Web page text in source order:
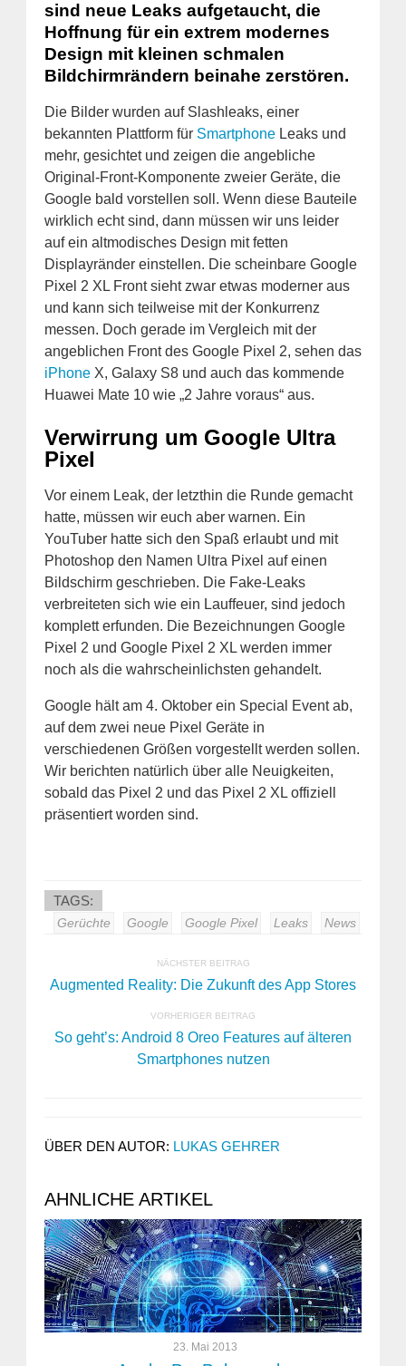
sind neue Leaks aufgetaucht, die
Hoffnung für ein extrem modernes
Design mit kleinen schmalen
Bildchirmrändern beinahe zerstören.
Die Bilder wurden auf Slashleaks, einer
bekannten Plattform für Smartphone Leaks und
mehr, gesichtet und zeigen die angebliche
Original-Front-Komponente zweier Geräte, die
Google bald vorstellen soll. Wenn diese Bauteile
wirklich echt sind, dann müssen wir uns leider
auf ein altmodisches Design mit fetten
Displayränder einstellen. Die scheinbare Google
Pixel 2 XL Front sieht zwar etwas moderner aus
und kann sich teilweise mit der Konkurrenz
messen. Doch gerade im Vergleich mit der
angeblichen Front des Google Pixel 2, sehen das
iPhone X, Galaxy S8 und auch das kommende
Huawei Mate 10 wie „2 Jahre voraus“ aus.
Verwirrung um Google Ultra
Pixel
Vor einem Leak, der letzthin die Runde gemacht
hatte, müssen wir euch aber warnen. Ein
YouTuber hatte sich den Spaß erlaubt und mit
Photoshop den Namen Ultra Pixel auf einen
Bildschirm geschrieben. Die Fake-Leaks
verbreiteten sich wie ein Lauffeuer, sind jedoch
komplett erfunden. Die Bezeichnungen Google
Pixel 2 und Google Pixel 2 XL werden immer
noch als die wahrscheinlichsten gehandelt.
Google hält am 4. Oktober ein Special Event ab,
auf dem zwei neue Pixel Geräte in
verschiedenen Größen vorgestellt werden sollen.
Wir berichten natürlich über alle Neuigkeiten,
sobald das Pixel 2 und das Pixel 2 XL offiziell
präsentiert worden sind.
TAGS:
Gerüchte Google Google Pixel Leaks News
NÄCHSTER BEITRAG
Augmented Reality: Die Zukunft des App Stores
VORHERIGER BEITRAG
So geht’s: Android 8 Oreo Features auf älteren
Smartphones nutzen
ÜBER DEN AUTOR: LUKAS GEHRER
AHNLICHE ARTIKEL
23. Mai 2013